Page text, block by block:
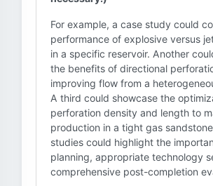
For example, a case study could
performance of explosive versus
in a specific reservoir. Another
the benefits of directional
improving flow from a
A third could showcase the
perforation density and length to
production in a tight gas
studies could highlight the
planning, appropriate technology
comprehensive post-completion